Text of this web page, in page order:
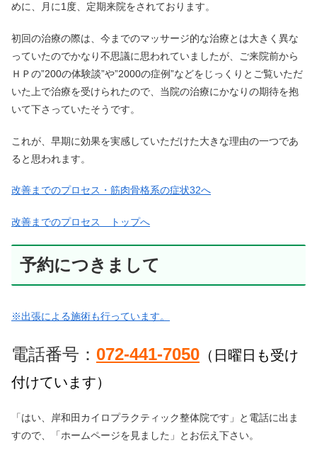
めに、月に1度、定期来院をされております。
初回の治療の際は、今までのマッサージ的な治療とは大きく異な
っていたのでかなり不思議に思われていましたが、ご来院前から
ＨＰの”200の体験談”や”2000の症例”などをじっくりとご覧いただ
いた上で治療を受けられたので、当院の治療にかなりの期待を抱
いて下さっていたそうです。
これが、早期に効果を実感していただけた大きな理由の一つであ
ると思われます。
改善までのプロセス・筋肉骨格系の症状32へ
改善までのプロセス トップへ
予約につきまして
※出張による施術も行っています。
電話番号： 072-441-7050 （日曜日も受け
付けています）
「はい、岸和田カイロプラクティック整体院です」と電話に出ま
すので、「ホームページを見ました」とお伝え下さい。